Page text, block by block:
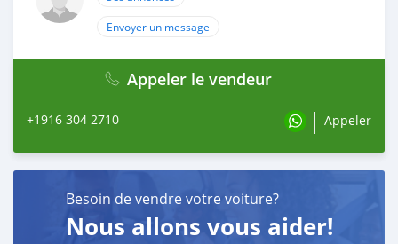
Envoyer un message
Appeler le vendeur
+1916 304 2710 Appeler
Besoin de vendre votre voiture?
Nous allons vous aider!